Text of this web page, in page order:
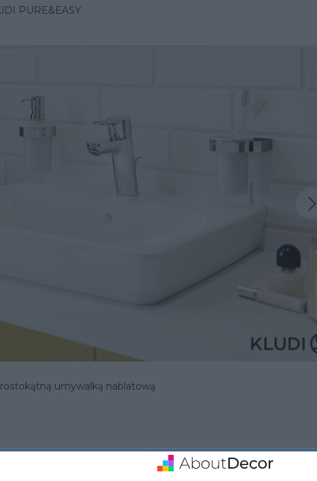
PURE&EASY
Następna inspiracja
umywalką nablatową